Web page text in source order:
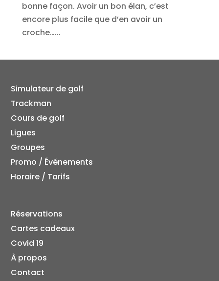
bonne façon. Avoir un bon élan, c’est
encore plus facile que d’en avoir un
croche…...
Simulateur de golf
Trackman
Cours de golf
Ligues
Groupes
Promo / Événements
Horaire / Tarifs
Réservations
Cartes cadeaux
Covid 19
À propos
Contact